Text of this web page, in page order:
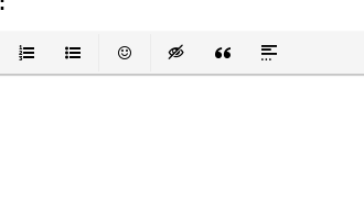
Нумерованный список
Маркированный список
Вставить смайлик
Вставка скрытого текста
Вставка цитаты
Вставка